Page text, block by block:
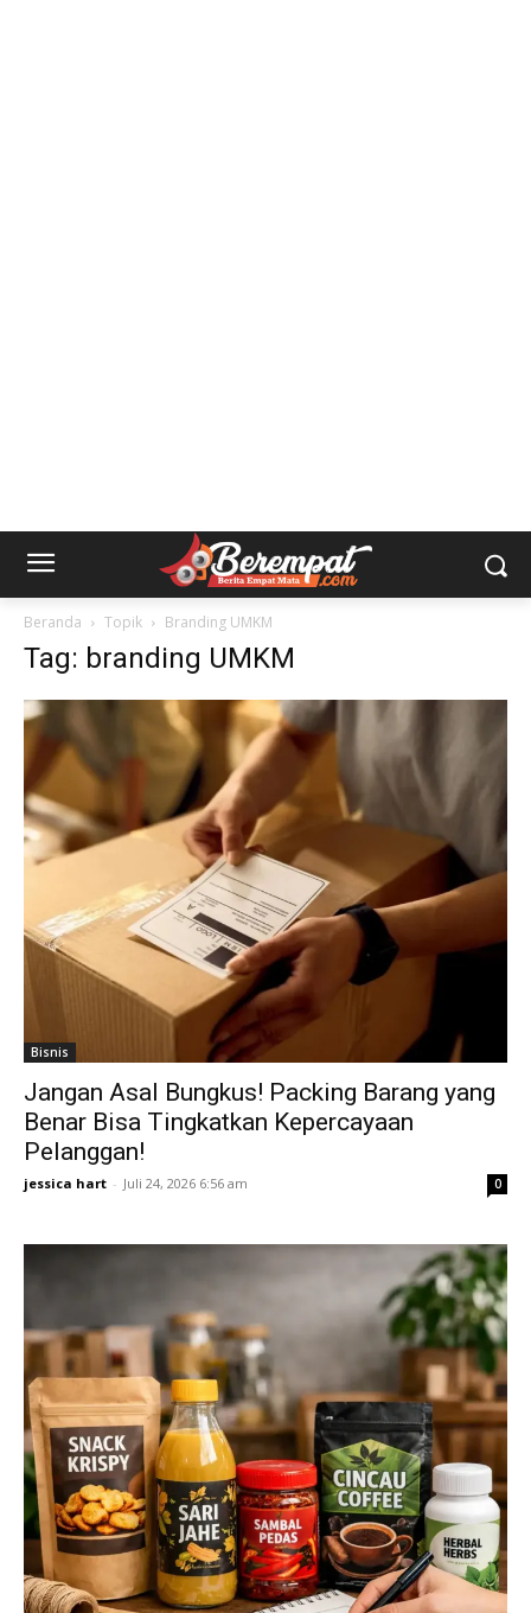
Beranda Topik Branding UMKM
Tag: branding UMKM
Bisnis
Jangan Asal Bungkus! Packing Barang yang
Benar Bisa Tingkatkan Kepercayaan
Pelanggan!
jessica hart - Juli 24, 2026 6:56 am 0